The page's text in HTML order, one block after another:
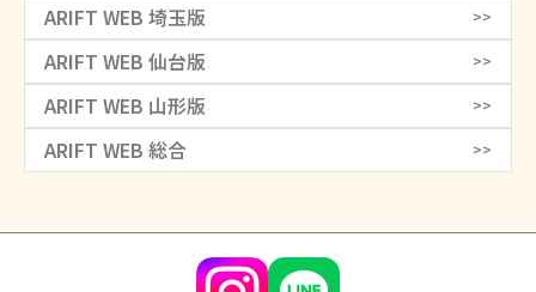
ARIFT WEB 埼玉版 >>
ARIFT WEB 仙台版 >>
ARIFT WEB 山形版 >>
ARIFT WEB 総合 >>